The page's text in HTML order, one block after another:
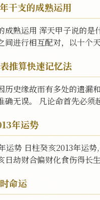
干支的成熟运用
熟运用 浑天甲子说的是
间进行相互配对，以十个
推算快速记忆法
历史缘故而有多处的遗漏
确无误。 凡论命首先必须
年运势
运势 日柱癸亥2013年运
日劫财合偏财化食伤得长
命运